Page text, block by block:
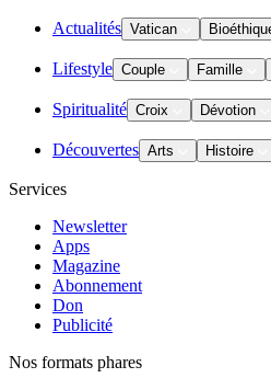
Actualités Vatican
Lifestyle Couple Famille
Spiritualité Croix Dévotion
Découvertes Arts Histoire
Services
Newsletter
Apps
Magazine
Abonnement
Don
Publicité
Nos formats phares